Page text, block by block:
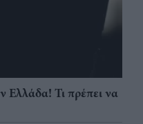
Ελλάδα! Τι πρέπει να